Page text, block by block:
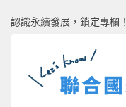
認識永續發展，鎖定專欄！